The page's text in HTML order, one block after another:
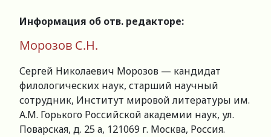
Информация об отв. редакторе:
Морозов С.Н.
Сергей Николаевич Морозов — кандидат
филологических наук, старший научный
сотрудник, Институт мировой литературы им.
А.М. Горького Российской академии наук, ул.
Поварская, д. 25 а, 121069 г. Москва, Россия.